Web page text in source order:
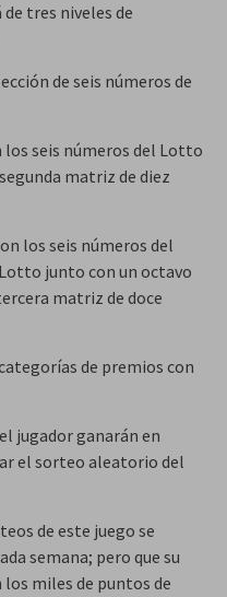
tres niveles de
de seis números de
los seis números del Lotto
matriz de diez
los seis números del
junto con un octavo
matriz de doce
de premios con
jugador ganarán en
el sorteo aleatorio del
de este juego se
semana; pero que su
miles de puntos de